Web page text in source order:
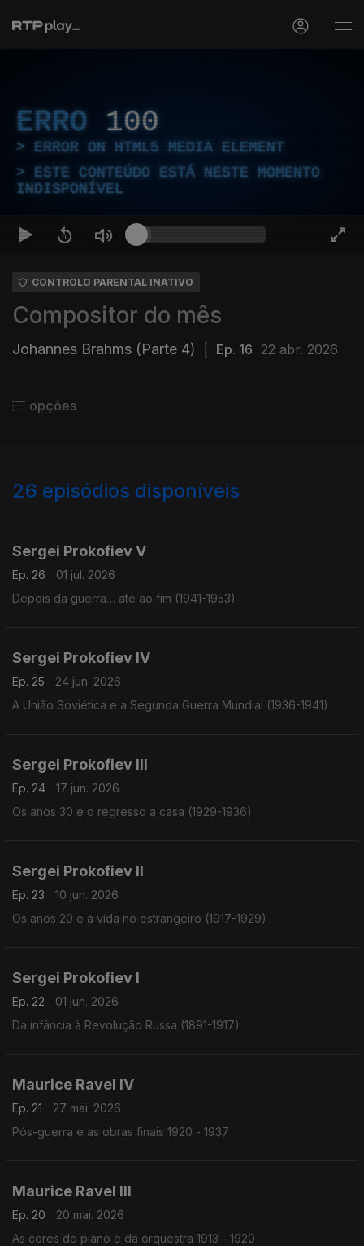
ERRO 100
ERROR ON HTML5 MEDIA ELEMENT
ESTE CONTEÚDO ESTÁ NESTE MOMENTO
INDISPONÍVEL
CONTROLO PARENTAL INATIVO
Compositor do mês
Johannes Brahms (Parte 4) Ep. 16 22 abr. 2026
opções
26 episódios disponíveis
Sergei Prokofiev V
Ep. 26
01 jul. 2026
Depois da guerra… até ao fim (1941-1953)
Sergei Prokofiev IV
Ep. 25
24 jun. 2026
A União Soviética e a Segunda Guerra Mundial (1936-1941)
Sergei Prokofiev III
Ep. 24
17 jun. 2026
Os anos 30 e o regresso a casa (1929-1936)
Sergei Prokofiev II
Ep. 23
10 jun. 2026
Os anos 20 e a vida no estrangeiro (1917-1929)
Sergei Prokofiev I
Ep. 22
01 jun. 2026
Da infância à Revolução Russa (1891-1917)
Maurice Ravel IV
Ep. 21
27 mai. 2026
Pós-guerra e as obras finais 1920 - 1937
Maurice Ravel III
Ep. 20
20 mai. 2026
As cores do piano e da orquestra 1913 - 1920